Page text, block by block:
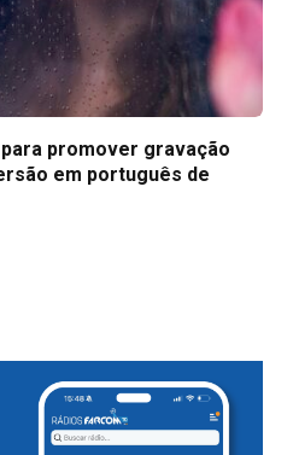
promover gravação
em português de